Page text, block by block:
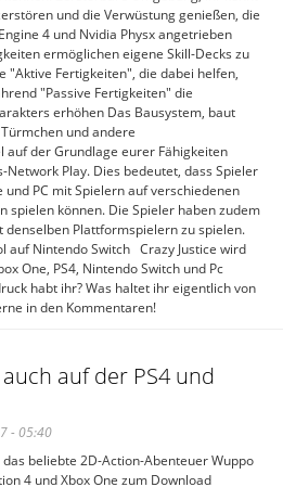
und die Verwüstung genießen, die
4 und Nvidia Physx angetrieben
ermöglichen eigene Skill-Decks zu
"Aktive Fertigkeiten", die dabei helfen,
"Passive Fertigkeiten" die
erhöhen Das Bausystem, baut
und andere
auf der Grundlage eurer Fähigkeiten
Network Play. Dies bedeutet, dass Spieler
und PC mit Spielern auf verschiedenen
spielen können. Die Spieler haben zudem
Plattformspielern zu spielen.
auf Nintendo Switch Crazy Justice wird
One, PS4, Nintendo Switch und Pc
habt ihr? Was haltet ihr eigentlich von
in den Kommentaren!
auf der PS4 und
- 05:40
das beliebte 2D-Action-Abenteuer Wuppo
4 und Xbox One zum Download